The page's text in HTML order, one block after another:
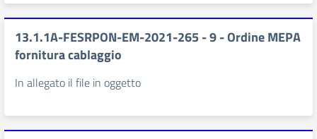
13.1.1A-FESRPON-EM-2021-265 - 9 - Ordine MEPA
fornitura cablaggio
In allegato il file in oggetto